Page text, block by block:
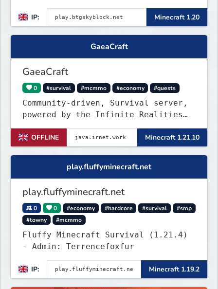
IP: Minecraft 1.20
GaeaCraft
GaeaCraft
0 #survival #mcmmo #economy #quests
Community-driven, Survival server,
powered by the Infinite Realities
Challenging without being
overbearing. Rewarding you for
objects, perks and ranks.
OFFLINE Minecraft 1.21.10
play.fluffyminecraft.net
play.fluffyminecraft.net
0 0 #economy #hardcore #survival
#smp
#towny
#mcmmo
Fluffy Minecraft Survival (1.21.4)
- Admin: Terrencefoxfur
IP: Minecraft 1.19.2